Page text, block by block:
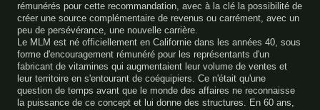
rémunérés pour cette recommandation, avec à la clé la possibilité de
créer une source complémentaire de revenus ou carrément, avec un
peu de persévérance, une nouvelle carrière.
Le MLM est né officiellement en Californie dans les années 40, sous
forme d'encouragement rémunéré pour les représentants d'un
fabricant de vitamines qui augmentaient leur volume de ventes et
leur territoire en s'entourant de coéquipiers. Ce n'était qu'une
question de temps avant que le monde des affaires ne reconnaisse
la puissance de ce concept et lui donne des structures. En 60 ans,